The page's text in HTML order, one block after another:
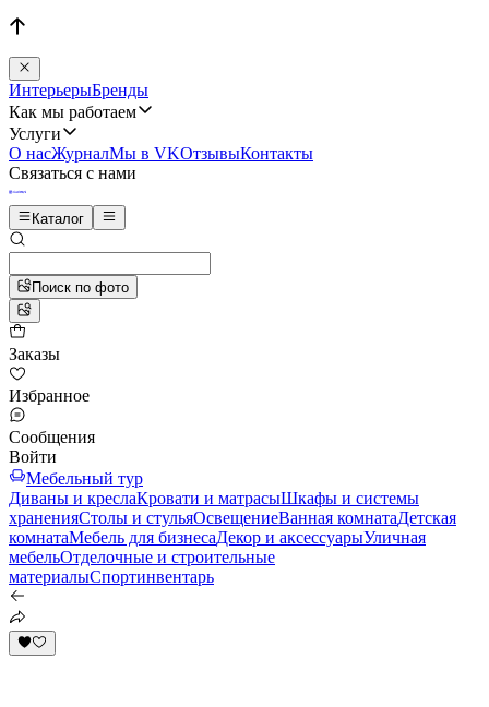
ИнтерьерыБренды
Как мы работаем
Услуги
О насЖурналМы в VKОтзывыКонтакты
Связаться с нами
Каталог
Поиск по фото
Заказы
Избранное
Сообщения
Войти
Мебельный тур
Диваны и креслаКровати и матрасыШкафы и системы
храненияСтолы и стульяОсвещениеВанная комнатаДетская
комнатаМебель для бизнесаДекор и аксессуарыУличная
мебельОтделочные и строительные
материалыСпортинвентарь